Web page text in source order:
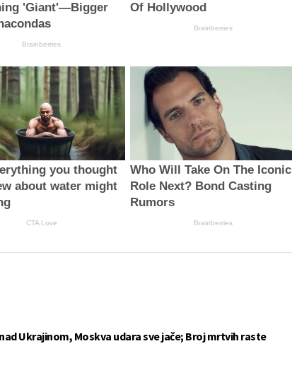
'Giant'—Bigger
Brainberries
Of Hollywood
Brainberries
you thought
about water might
CTA Love
Who Will Take On The Iconic
Role Next? Bond Casting
Rumors
Brainberries
Ukrajinom, Moskva udara sve jače; Broj mrtvih raste